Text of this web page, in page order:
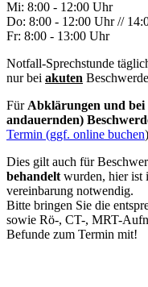
Mi: 8:00 - 12:00 Uhr
Do: 8:00 - 12:00 Uhr //
Fr: 8:00 - 13:00 Uhr
Notfall-Sprechstunde
nur bei akuten
Für Abklärungen und bei
andauernden)
Termin (ggf. online buchen
Dies gilt auch für
behandelt wurden, hier ist
vereinbarung notwendig.
Bitte bringen Sie die
sowie Rö-, CT-, MRT-
Befunde zum Termin mit!